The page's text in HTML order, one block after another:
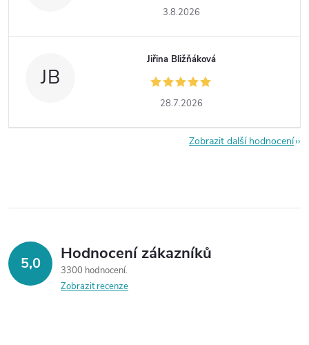
3.8.2026
JB
Jiřina Bližňáková
28.7.2026
Zobrazit další hodnocení
5,0 Hodnocení zákazníků
3300 hodnocení
Zobrazit recenze